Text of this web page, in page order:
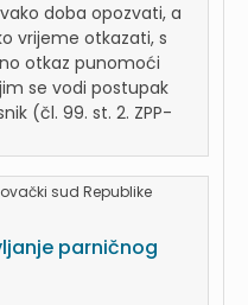
doba opozvati, a
vrijeme otkazati, s
otkaz punomoći
se vodi postupak
(čl. 99. st. 2. ZPP-
sud Republike
parničnog